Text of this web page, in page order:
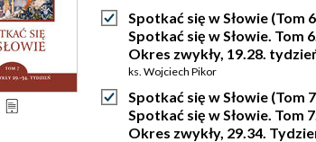
Spotkać się w Słowie (Tom
Spotkać się w Słowie. Tom
Okres zwykły, 19.28.
ks. Wojciech Pikor
Spotkać się w Słowie (Tom
Spotkać się w Słowie. Tom
Okres zwykły, 29.34.